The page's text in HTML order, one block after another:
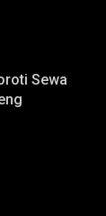
Sewa